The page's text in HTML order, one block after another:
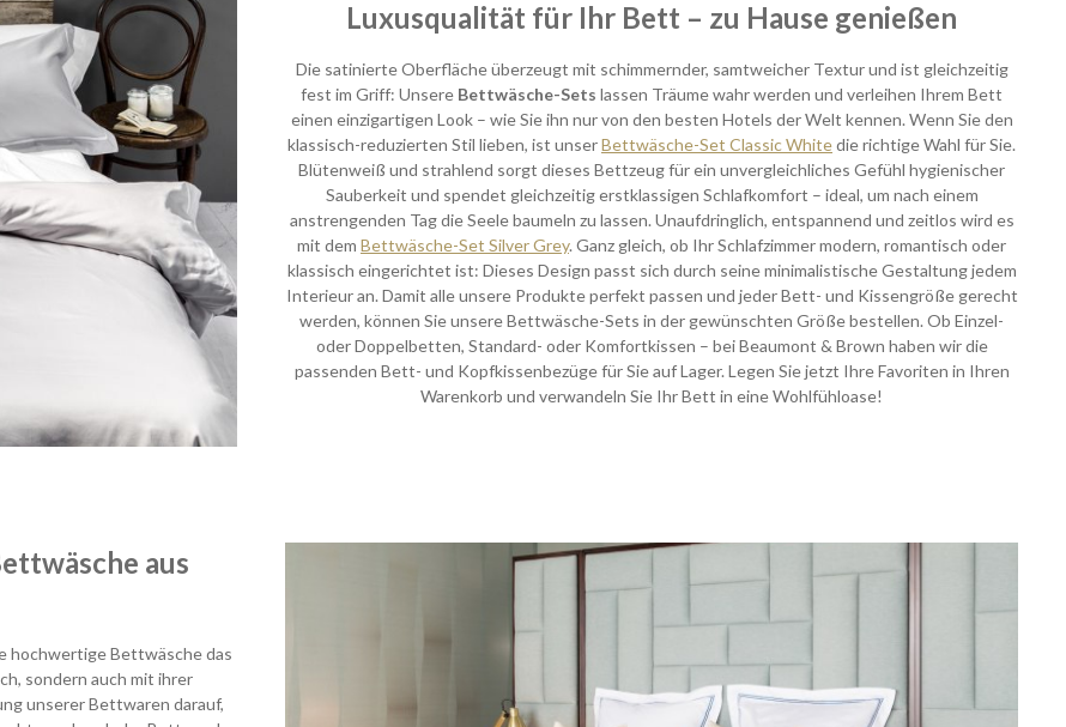
Luxusqualität für Ihr Bett – zu Hause genießen
Die satinierte Oberfläche überzeugt mit schimmernder, samtweicher Textur und ist gleichzeitig
fest im Griff: Unsere Bettwäsche-Sets lassen Träume wahr werden und verleihen Ihrem Bett
einen einzigartigen Look – wie Sie ihn nur von den besten Hotels der Welt kennen. Wenn Sie den
klassisch-reduzierten Stil lieben, ist unserBettwäsche-Set Classic Whitedie richtige Wahl für Sie.
Blütenweiß und strahlend sorgt dieses Bettzeug für ein unvergleichliches Gefühl hygienischer
Sauberkeit und spendet gleichzeitig erstklassigen Schlafkomfort – ideal, um nach einem
anstrengenden Tag die Seele baumeln zu lassen. Unaufdringlich, entspannend und zeitlos wird es
mit dem Bettwäsche-Set Silver Grey. Ganz gleich, ob Ihr Schlafzimmer modern, romantisch oder
klassisch eingerichtet ist: Dieses Design passt sich durch seine minimalistische Gestaltung jedem
Interieur an. Damit alle unsere Produkte perfekt passen und jeder Bett- und Kissengröße gerecht
werden, können Sie unsere Bettwäsche-Sets in der gewünschten Größe bestellen. Ob Einzel-
oder Doppelbetten, Standard- oder Komfortkissen – bei Beaumont & Brown haben wir die
passenden Bett- und Kopfkissenbezüge für Sie auf Lager. Legen Sie jetzt Ihre Favoriten in Ihren
Warenkorb und verwandeln Sie Ihr Bett in eine Wohlfühloase!
aus
hochwertige Bettwäsche das
sondern auch mit ihrer
unserer Bettwaren darauf,